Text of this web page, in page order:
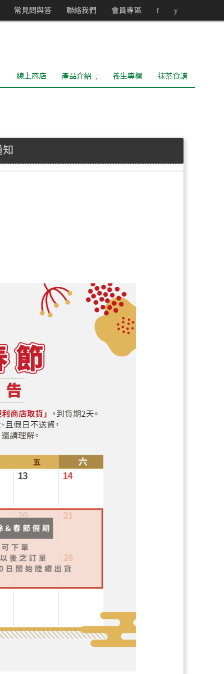
常見問與答 聯絡我們 會員專區 f y
線上商店 產品介紹 養生專欄 抹茶食譜